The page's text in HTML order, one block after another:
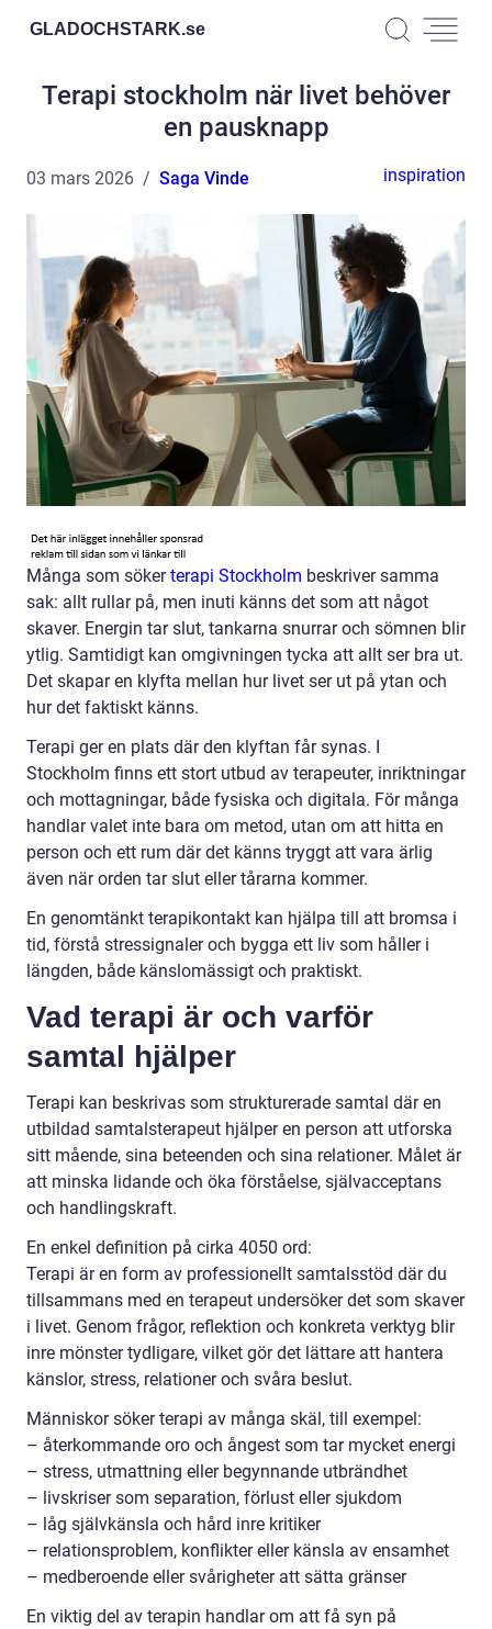
GLADOCHSTARK.se
Terapi stockholm när livet behöver
en pausknapp
03 mars 2026 Saga Vinde inspiration
Många som sökerterapi Stockholm beskriver samma
sak: allt rullar på, men inuti känns det som att något
skaver. Energin tar slut, tankarna snurrar och sömnen blir
ytlig. Samtidigt kan omgivningen tycka att allt ser bra ut.
Det skapar en klyfta mellan hur livet ser ut på ytan och
hur det faktiskt känns.
Terapi ger en plats där den klyftan får synas. I
Stockholm finns ett stort utbud av terapeuter, inriktningar
och mottagningar, både fysiska och digitala. För många
handlar valet inte bara om metod, utan om att hitta en
person och ett rum där det känns tryggt att vara ärlig
även när orden tar slut eller tårarna kommer.
En genomtänkt terapikontakt kan hjälpa till att bromsa i
tid, förstå stressignaler och bygga ett liv som håller i
längden, både känslomässigt och praktiskt.
Vad terapi är och varför
samtal hjälper
Terapi kan beskrivas som strukturerade samtal där en
utbildad samtalsterapeut hjälper en person att utforska
sitt mående, sina beteenden och sina relationer. Målet är
att minska lidande och öka förståelse, självacceptans
och handlingskraft.
En enkel definition på cirka 4050 ord:
Terapi är en form av professionellt samtalsstöd där du
tillsammans med en terapeut undersöker det som skaver
i livet. Genom frågor, reflektion och konkreta verktyg blir
inre mönster tydligare, vilket gör det lättare att hantera
känslor, stress, relationer och svåra beslut.
Människor söker terapi av många skäl, till exempel:
– återkommande oro och ångest som tar mycket energi
– stress, utmattning eller begynnande utbrändhet
– livskriser som separation, förlust eller sjukdom
– låg självkänsla och hård inre kritiker
– relationsproblem, konflikter eller känsla av ensamhet
– medberoende eller svårigheter att sätta gränser
En viktig del av terapin handlar om att få syn på